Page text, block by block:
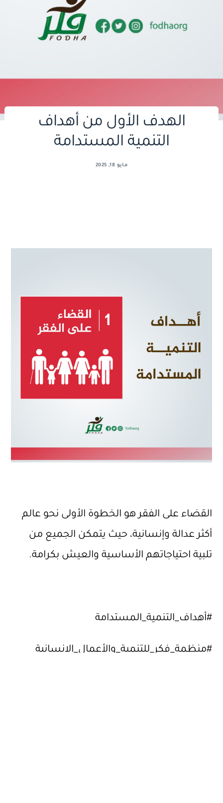
الهدف الأول من أهداف
التنمية المستدامة
مايو 18, 2025
القضاء على الفقر هو الخطوة الأولى نحو عالم
أكثر عدالة وإنسانية، حيث يتمكن الجميع من
تلبية احتياجاتهم الأساسية والعيش بكرامة.
#أهداف_التنمية_المستدامة
#منظمة_فكر_للتنمية_والأعمال_الإنسانية